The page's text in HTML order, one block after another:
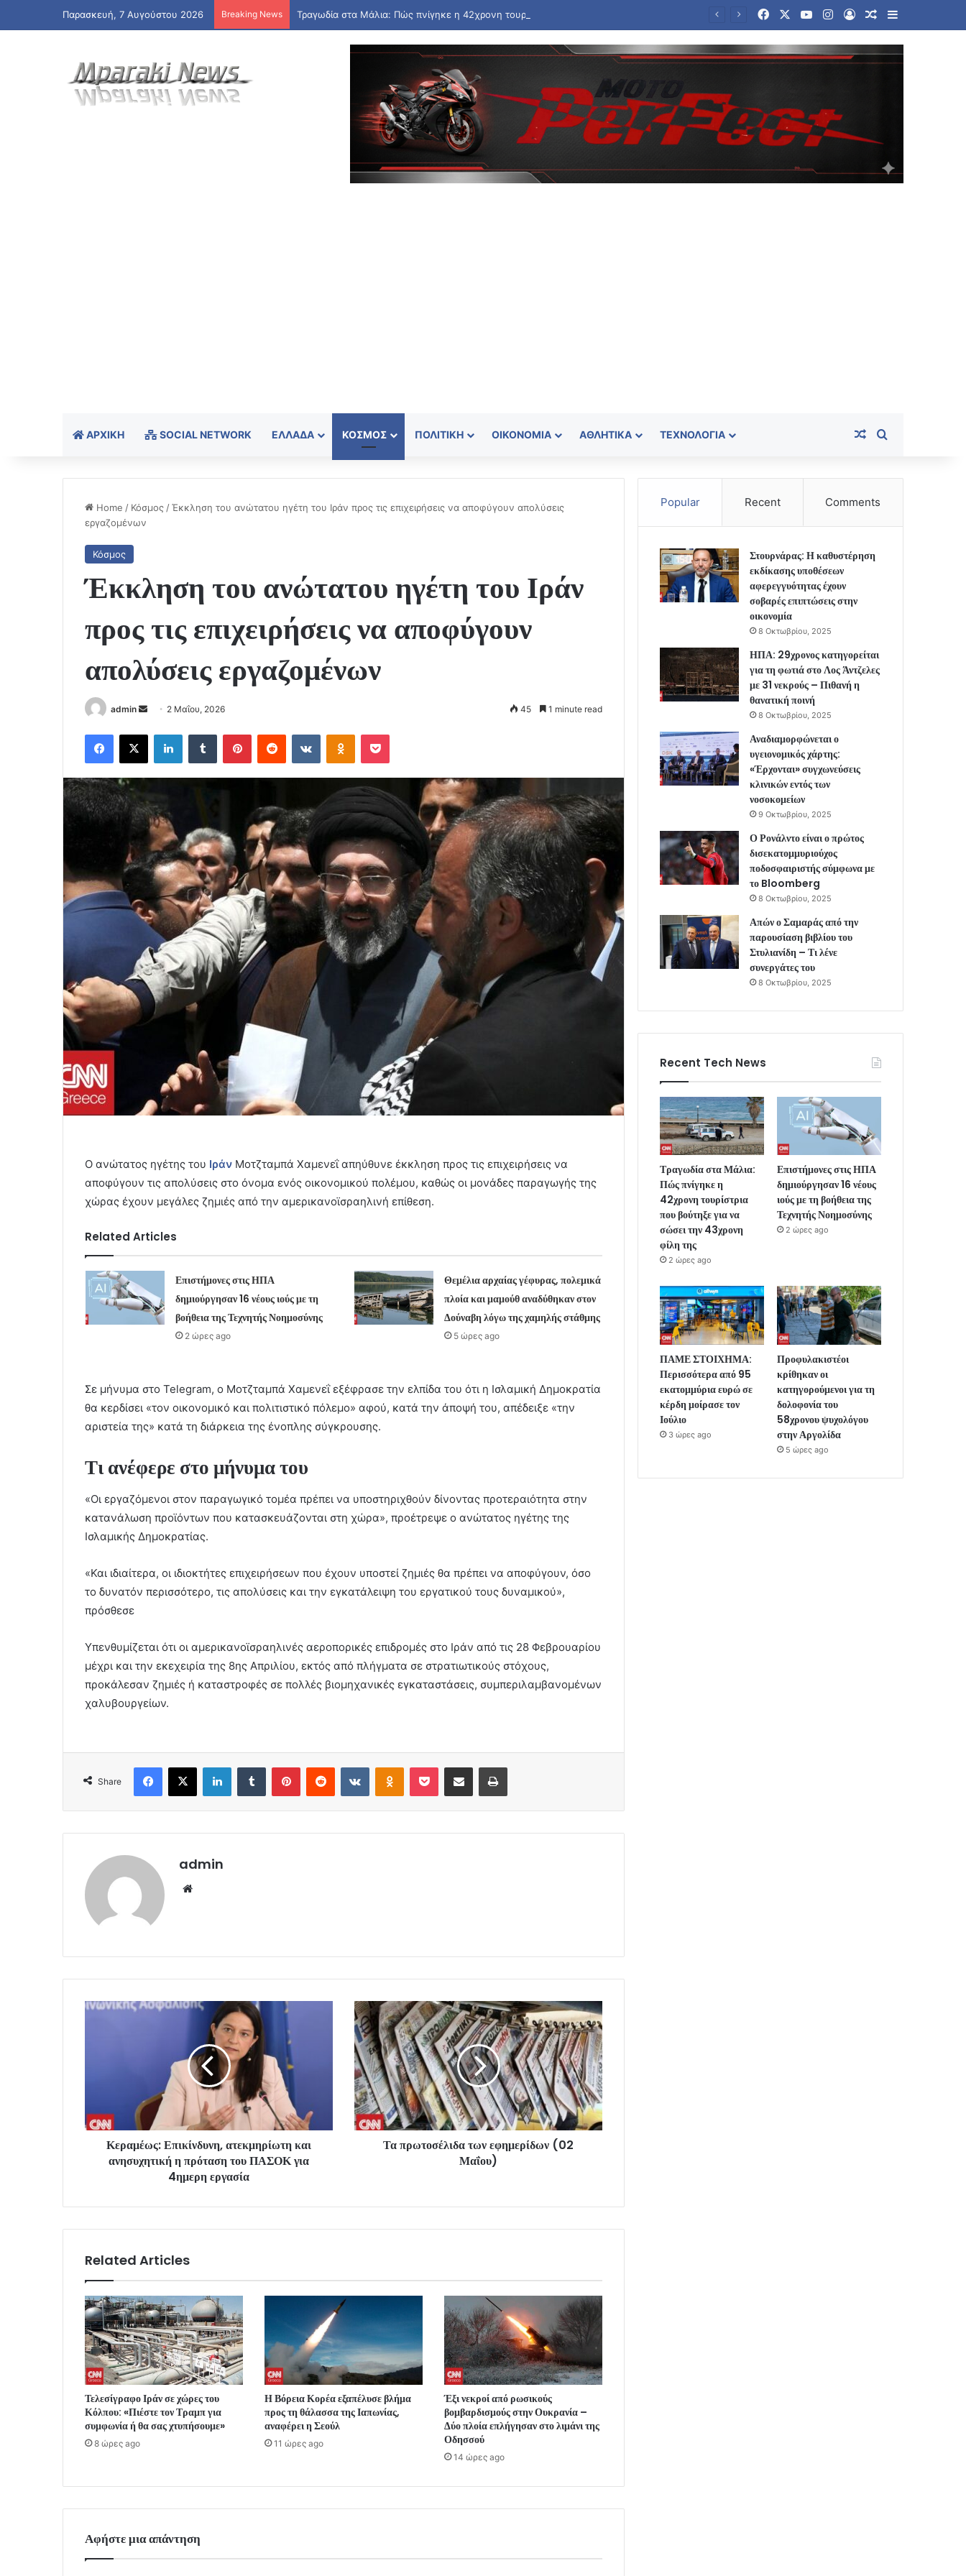
Παρασκευή, 7 Αυγούστου 2026 Breaking News FacebookYouTubeInstagram
Log InRandom Article
Sidebar
ΑΡΧΙΚΉ SOCIAL NETWORK ΕΛΛΆΔΑ ΚΌΣΜΟΣ ΠΟΛΙΤΙΚΉ ΟΙΚΟΝΟΜΊΑ ΑΘΛΗΤΙΚΆ ΤΕΧΝΟΛΟΓΊΑ Random Article
Home / Κόσμος /Έκκληση του ανώτατου ηγέτη του Ιράν προς τις επιχειρήσεις να αποφύγουν απολύσεις
εργαζομένων
Κόσμος
Έκκληση του ανώτατου ηγέτη του Ιράν
προς τις επιχειρήσεις να αποφύγουν
απολύσεις εργαζομένων
admin
Send
email
2 Μαΐου, 2026 45 1 minute read
Facebook
X LinkedInTumblr PinterestReddit VKontakteOdnoklassniki
Pocket
Ο ανώτατος ηγέτης του Ιράν Μοτζταμπά Χαμενεΐ απηύθυνε έκκληση προς τις επιχειρήσεις να
αποφύγουν τις απολύσεις στο όνομα ενός οικονομικού πολέμου, καθώς οι μονάδες παραγωγής της
χώρας έχουν μεγάλες ζημιές από την αμερικανοϊσραηλινή επίθεση.
Related Articles
Επιστήμονες στις ΗΠΑ
δημιούργησαν 16 νέους ιούς με τη
βοήθεια της Τεχνητής Νοημοσύνης
2 ώρες ago
Θεμέλια αρχαίας γέφυρας, πολεμικά
πλοία και μαμούθ αναδύθηκαν στον
Δούναβη λόγω της χαμηλής στάθμης
5 ώρες ago
Σε μήνυμα στο Telegram, ο Μοτζταμπά Χαμενεΐ εξέφρασε την ελπίδα του ότι η Ισλαμική Δημοκρατία
θα κερδίσει «τον οικονομικό και πολιτιστικό πόλεμο» αφού, κατά την άποψή του, απέδειξε «την
αριστεία της» κατά τη διάρκεια της ένοπλης σύγκρουσης.
Τι ανέφερε στο μήνυμα του
«Οι εργαζόμενοι στον παραγωγικό τομέα πρέπει να υποστηριχθούν δίνοντας προτεραιότητα στην
κατανάλωση προϊόντων που κατασκευάζονται στη χώρα», προέτρεψε ο ανώτατος ηγέτης της
Ισλαμικής Δημοκρατίας.
«Και ιδιαίτερα, οι ιδιοκτήτες επιχειρήσεων που έχουν υποστεί ζημιές θα πρέπει να αποφύγουν, όσο
το δυνατόν περισσότερο, τις απολύσεις και την εγκατάλειψη του εργατικού τους δυναμικού»,
πρόσθεσε
Υπενθυμίζεται ότι οι αμερικανοϊσραηλινές αεροπορικές επιδρομές στο Ιράν από τις 28 Φεβρουαρίου
μέχρι και την εκεχειρία της 8ης Απριλίου, εκτός από πλήγματα σε στρατιωτικούς στόχους,
προκάλεσαν ζημιές ή καταστροφές σε πολλές βιομηχανικές εγκαταστάσεις, συμπεριλαμβανομένων
χαλυβουργείων.
Share
Facebook
X LinkedInTumblr PinterestReddit VKontakteOdnoklassniki
Pocket Share via Email Print
admin
Κεραμέως: Επικίνδυνη, ατεκμηρίωτη και
ανησυχητική η πρόταση του ΠΑΣΟΚ για
4ημερη εργασία
Τα πρωτοσέλιδα των εφημερίδων (02
Μαΐου)
Related Articles
Τελεσίγραφο Ιράν σε χώρες του
Κόλπου: «Πιέστε τον Τραμπ για
συμφωνία ή θα σας χτυπήσουμε»
8 ώρες ago
Η Βόρεια Κορέα εξαπέλυσε βλήμα
προς τη θάλασσα της Ιαπωνίας,
αναφέρει η Σεούλ
11 ώρες ago
Έξι νεκροί από ρωσικούς
βομβαρδισμούς στην Ουκρανία –
Δύο πλοία επλήγησαν στο λιμάνι της
Οδησσού
14 ώρες ago
Αφήστε μια απάντηση
Popular Recent Comments
Στουρνάρας: Η καθυστέρηση
εκδίκασης υποθέσεων
αφερεγγυότητας έχουν
σοβαρές επιπτώσεις στην
οικονομία
8 Οκτωβρίου, 2025
ΗΠΑ: 29χρονος κατηγορείται
για τη φωτιά στο Λος Άντζελες
με 31 νεκρούς – Πιθανή η
θανατική ποινή
8 Οκτωβρίου, 2025
Αναδιαμορφώνεται ο
υγειονομικός χάρτης:
«Έρχονται» συγχωνεύσεις
κλινικών εντός των
νοσοκομείων
9 Οκτωβρίου, 2025
Ο Ρονάλντο είναι ο πρώτος
δισεκατομμυριούχος
ποδοσφαιριστής σύμφωνα με
το Bloomberg
8 Οκτωβρίου, 2025
Απών ο Σαμαράς από την
παρουσίαση βιβλίου του
Στυλιανίδη – Τι λένε
συνεργάτες του
8 Οκτωβρίου, 2025
Recent Tech News
Τραγωδία στα Μάλια:
Πώς πνίγηκε η
42χρονη τουρίστρια
που βούτηξε για να
σώσει την 43χρονη
φίλη της
2 ώρες ago
Επιστήμονες στις ΗΠΑ
δημιούργησαν 16 νέους
ιούς με τη βοήθεια της
Τεχνητής Νοημοσύνης
2 ώρες ago
ΠΑΜΕ ΣΤΟΙΧΗΜΑ:
Περισσότερα από 95
εκατομμύρια ευρώ σε
κέρδη μοίρασε τον
Ιούλιο
3 ώρες ago
Προφυλακιστέοι
κρίθηκαν οι
κατηγορούμενοι για τη
δολοφονία του
58χρονου ψυχολόγου
στην Αργολίδα
5 ώρες ago